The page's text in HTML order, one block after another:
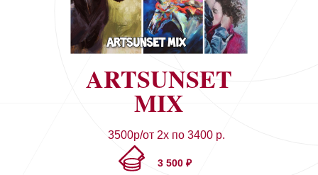
3 500 ₽
ARTSUNSET
MIX
3500р/от 2х по 3400 р.